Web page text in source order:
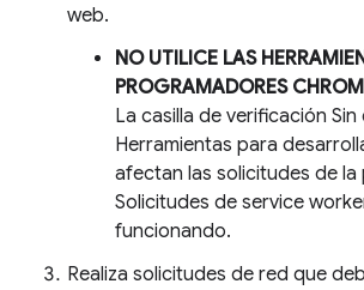
web.
NO UTILICE LAS
PROGRAMADORES
La casilla de verificación
Herramientas para
afectan las solicitudes de la
Solicitudes de service
funcionando.
Realiza solicitudes de red que